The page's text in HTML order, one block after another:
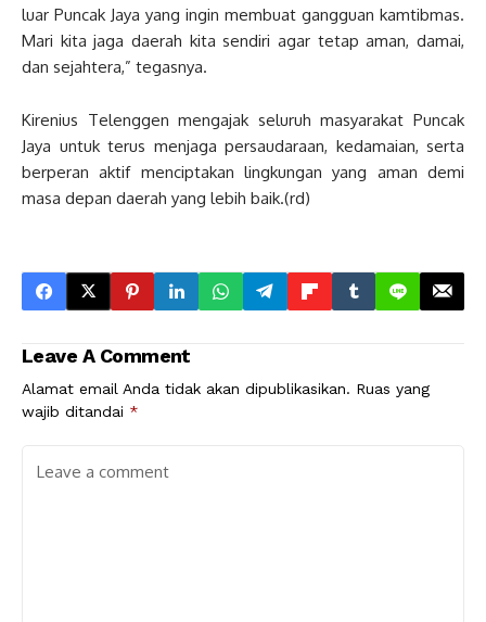
luar Puncak Jaya yang ingin membuat gangguan kamtibmas.
Mari kita jaga daerah kita sendiri agar tetap aman, damai,
dan sejahtera,” tegasnya.
Kirenius Telenggen mengajak seluruh masyarakat Puncak
Jaya untuk terus menjaga persaudaraan, kedamaian, serta
berperan aktif menciptakan lingkungan yang aman demi
masa depan daerah yang lebih baik.(rd)
Leave A Comment
Alamat email Anda tidak akan dipublikasikan. Ruas yang
wajib ditandai *